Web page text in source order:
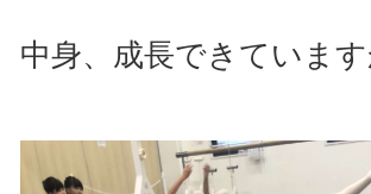
中身、成長できています